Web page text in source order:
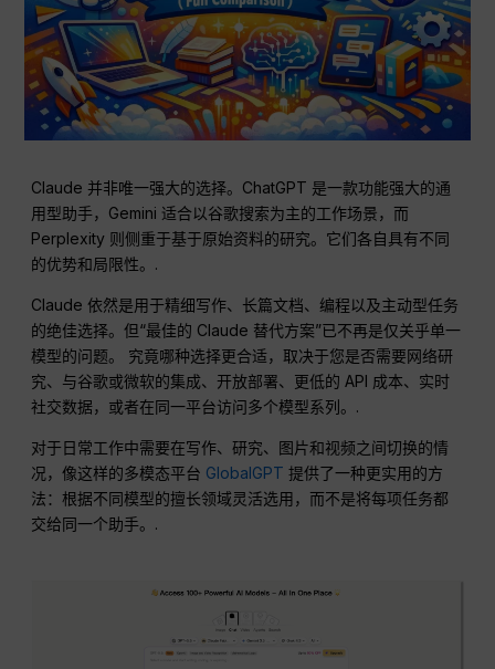
Claude 并非唯一强大的选择。ChatGPT 是一款功能强大的通
用型助手，Gemini 适合以谷歌搜索为主的工作场景，而
Perplexity 则侧重于基于原始资料的研究。它们各自具有不同
的优势和局限性。.
Claude 依然是用于精细写作、长篇文档、编程以及主动型任务
的绝佳选择。但“最佳的 Claude 替代方案”已不再是仅关乎单一
模型的问题。 究竟哪种选择更合适，取决于您是否需要网络研
究、与谷歌或微软的集成、开放部署、更低的 API 成本、实时
社交数据，或者在同一平台访问多个模型系列。.
对于日常工作中需要在写作、研究、图片和视频之间切换的情
况，像这样的多模态平台 GlobalGPT 提供了一种更实用的方
法：根据不同模型的擅长领域灵活选用，而不是将每项任务都
交给同一个助手。.